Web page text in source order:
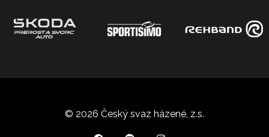
© 2026 Český svaz házené, z.s.